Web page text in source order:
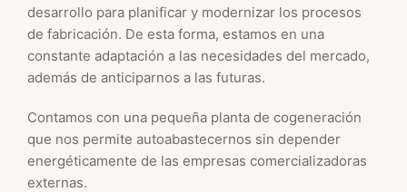
desarrollo para planificar y modernizar los procesos
de fabricación. De esta forma, estamos en una
constante adaptación a las necesidades del mercado,
además de anticiparnos a las futuras.
Contamos con una pequeña planta de cogeneración
que nos permite autoabastecernos sin depender
energéticamente de las empresas comercializadoras
externas.